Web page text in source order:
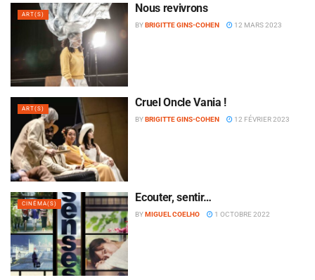
ART(S) Nous revivrons
BYBRIGITTE GINS-COHEN 12 MARS 2023
ART(S) Cruel Oncle Vania !
BYBRIGITTE GINS-COHEN 12 FÉVRIER 2023
CINÉMA(S) Écouter, sentir…
BYMIGUEL COELHO 1 OCTOBRE 2022